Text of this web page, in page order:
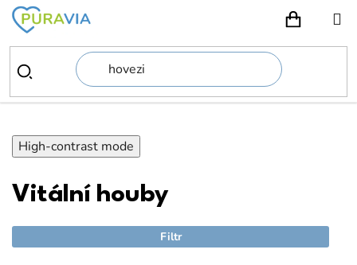
Přejít
obsah
High-contrast mode
Vitální houby
Filtr